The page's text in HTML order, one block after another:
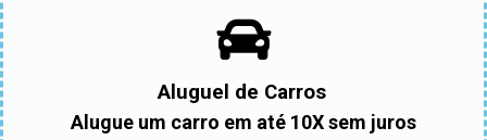
Aluguel de Carros
Alugue um carro em até 10X sem juros